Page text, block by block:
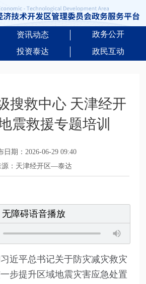
资讯动态
政务公开
投资泰达 政民互动
搜救中心 天津经开
震救援专题培训
日期：2026-06-29 09:40
源：天津经开区—泰达
无障碍语音播放
近平总书记关于防灾减灾救灾
步提升区域地震灾害应急处置